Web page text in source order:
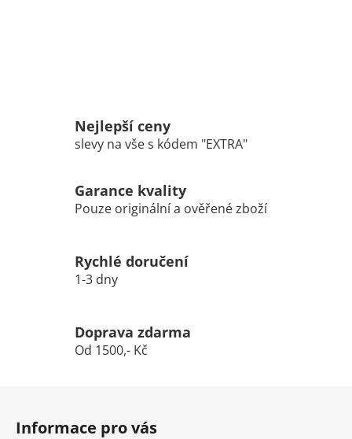
Nejlepší ceny
slevy na vše s kódem "EXTRA"
Garance kvality
Pouze originální a ověřené zboží
Rychlé doručení
1-3 dny
Doprava zdarma
Od 1500,- Kč
Informace pro vás